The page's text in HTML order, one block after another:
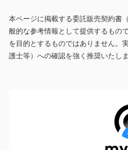
本ページに掲載する委託販売契約書
般的な参考情報として提供するもの
を目的とするものではありません。
護士等）への確認を強く推奨いたしま